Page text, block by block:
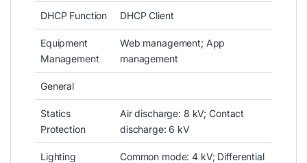
DHCP Function DHCP Client
Equipment
Management
Web management; App
management
General
Statics
Protection
Air discharge: 8 kV; Contact
discharge: 6 kV
Lighting
Common mode: 4 kV; Differential